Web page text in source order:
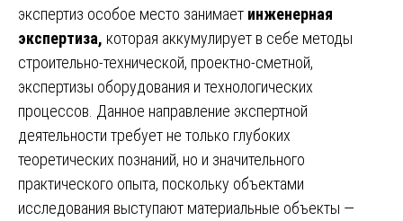
экспертиз особое место занимает инженерная
экспертиза, которая аккумулирует в себе методы
строительно-технической, проектно-сметной,
экспертизы оборудования и технологических
процессов. Данное направление экспертной
деятельности требует не только глубоких
теоретических познаний, но и значительного
практического опыта, поскольку объектами
исследования выступают материальные объекты —